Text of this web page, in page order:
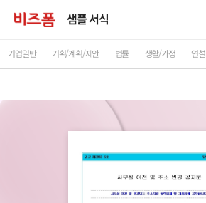
샘플 서식
기업일반 기획/계획/제안 법률 생활/가정 연설